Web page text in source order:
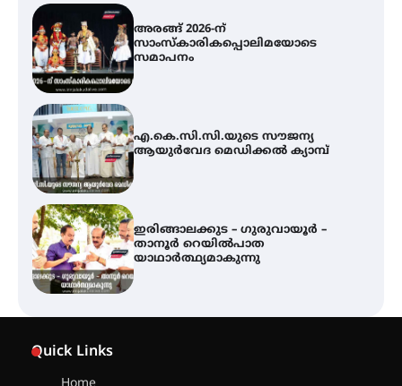
എ.കെ.സി.സി.യുടെ സൗജന്യ
ആയുർവേദ മെഡിക്കൽ ക്യാമ്പ്
ഇരിങ്ങാലക്കുട – ഗുരുവായൂർ –
താനൂർ റെയിൽപാത
യാഥാർത്ഥ്യമാകുന്നു
ഇരിങ്ങാലക്കുടയിൽ പി.കെ.
ചാത്തൻ മാസ്റ്ററുടെ പ്രതിമ
സ്ഥാപിക്കണം – കെ.പി.എം.എസ്
അമ്മന്നൂർ ചാച്ചുചാക്യാർ സ്മാരക
Quick Links